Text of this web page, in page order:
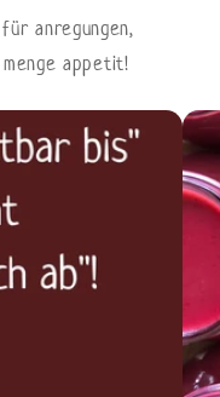
anregungen,
appetit!